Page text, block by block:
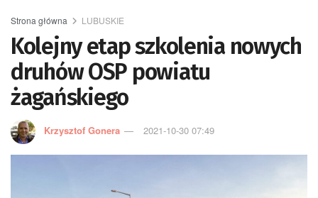
Strona główna LUBUSKIE
Kolejny etap szkolenia nowych
druhów OSP powiatu
żagańskiego
Krzysztof Gonera 2021-10-30 07:49